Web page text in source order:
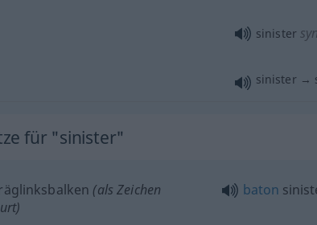
sinister syn
für "sinister"
(als Zeichen
baton